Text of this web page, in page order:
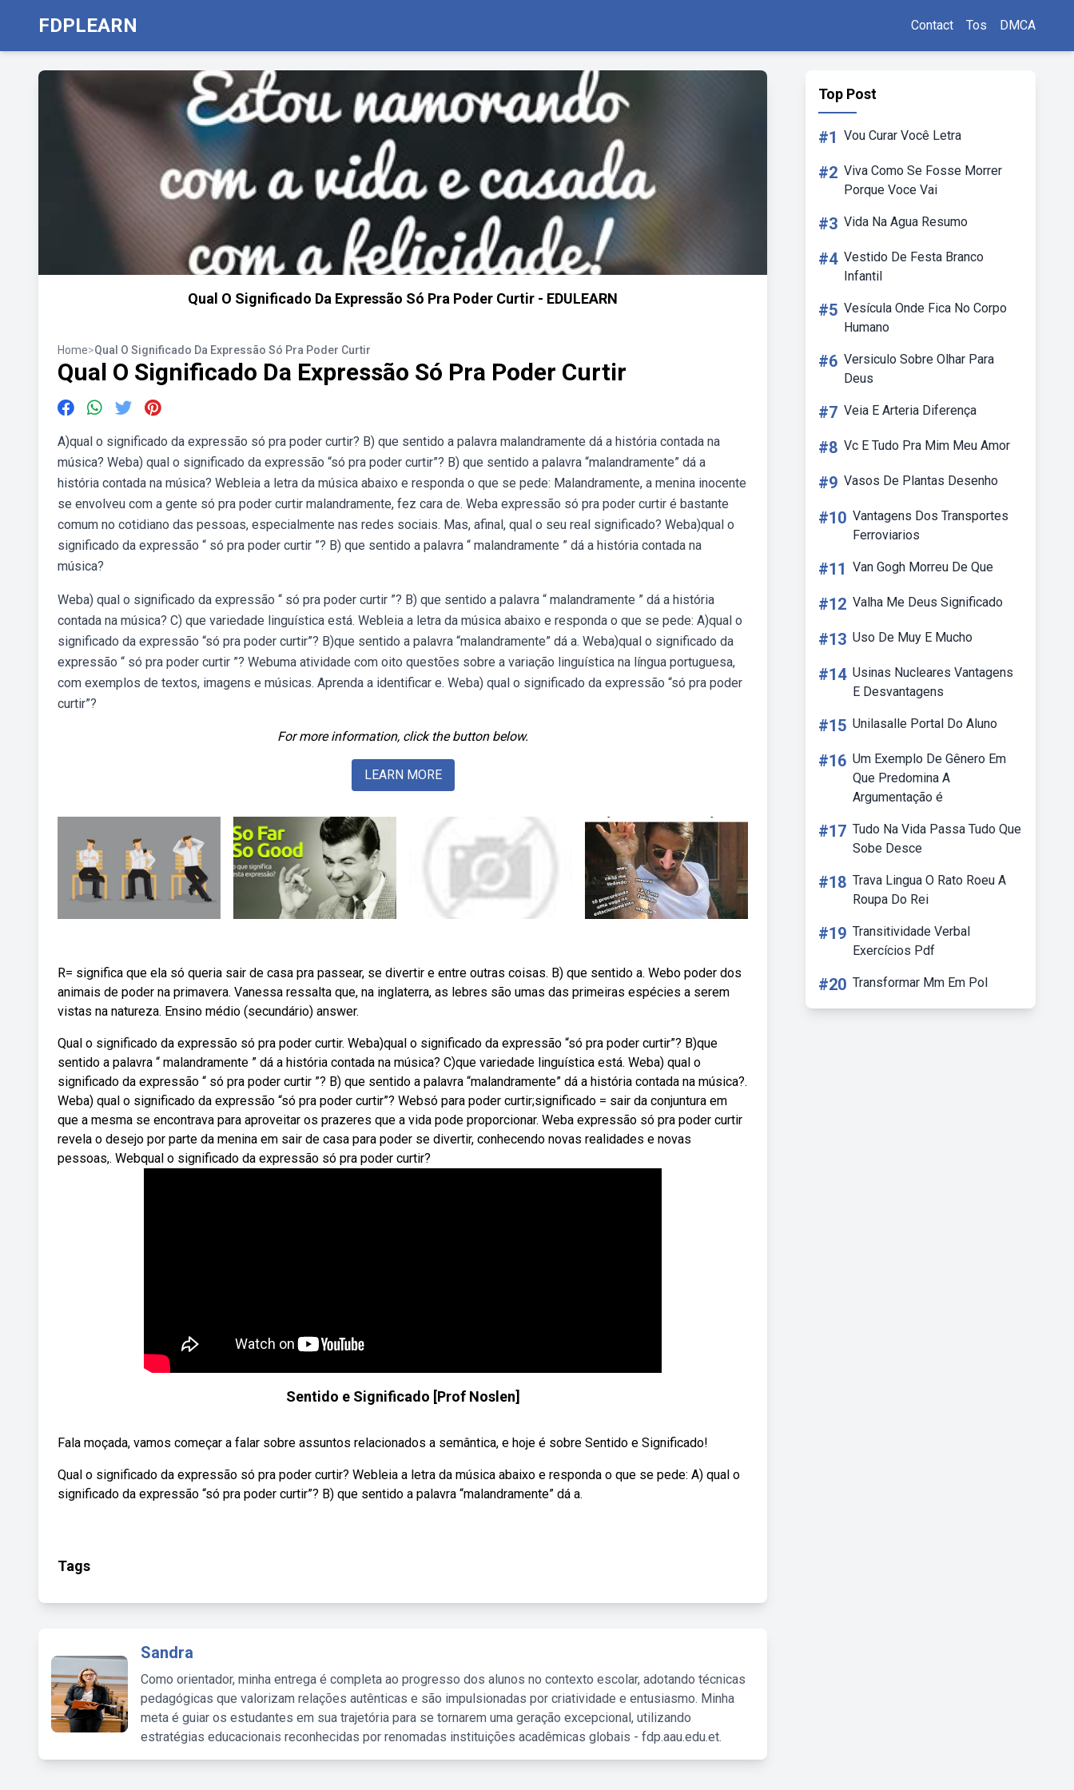
FDPLEARN Contact Tos DMCA
Qual O Significado Da Expressão Só Pra Poder Curtir - EDULEARN
Home>Qual O Significado Da Expressão Só Pra Poder Curtir
Qual O Significado Da Expressão Só Pra Poder Curtir
A)qual o significado da expressão só pra poder curtir? B) que sentido a palavra malandramente dá a história contada na
música? Weba) qual o significado da expressão “só pra poder curtir”? B) que sentido a palavra “malandramente” dá a
história contada na música? Webleia a letra da música abaixo e responda o que se pede: Malandramente, a menina inocente
se envolveu com a gente só pra poder curtir malandramente, fez cara de. Weba expressão só pra poder curtir é bastante
comum no cotidiano das pessoas, especialmente nas redes sociais. Mas, afinal, qual o seu real significado? Weba)qual o
significado da expressão “ só pra poder curtir ”? B) que sentido a palavra “ malandramente ” dá a história contada na
música?
Weba) qual o significado da expressão “ só pra poder curtir ”? B) que sentido a palavra “ malandramente ” dá a história
contada na música? C) que variedade linguística está. Webleia a letra da música abaixo e responda o que se pede: A)qual o
significado da expressão “só pra poder curtir”? B)que sentido a palavra “malandramente” dá a. Weba)qual o significado da
expressão “ só pra poder curtir ”? Webuma atividade com oito questões sobre a variação linguística na língua portuguesa,
com exemplos de textos, imagens e músicas. Aprenda a identificar e. Weba) qual o significado da expressão “só pra poder
curtir”?
For more information, click the button below.
LEARN MORE
R= significa que ela só queria sair de casa pra passear, se divertir e entre outras coisas. B) que sentido a. Webo poder dos
animais de poder na primavera. Vanessa ressalta que, na inglaterra, as lebres são umas das primeiras espécies a serem
vistas na natureza. Ensino médio (secundário) answer.
Qual o significado da expressão só pra poder curtir. Weba)qual o significado da expressão “só pra poder curtir”? B)que
sentido a palavra “ malandramente ” dá a história contada na música? C)que variedade linguística está. Weba) qual o
significado da expressão “ só pra poder curtir ”? B) que sentido a palavra “malandramente” dá a história contada na música?.
Weba) qual o significado da expressão “só pra poder curtir”? Websó para poder curtir;significado = sair da conjuntura em
que a mesma se encontrava para aproveitar os prazeres que a vida pode proporcionar. Weba expressão só pra poder curtir
revela o desejo por parte da menina em sair de casa para poder se divertir, conhecendo novas realidades e novas
pessoas,. Webqual o significado da expressão só pra poder curtir?
Sentido e Significado [Prof Noslen]
Fala moçada, vamos começar a falar sobre assuntos relacionados a semântica, e hoje é sobre Sentido e Significado!
Qual o significado da expressão só pra poder curtir? Webleia a letra da música abaixo e responda o que se pede: A) qual o
significado da expressão “só pra poder curtir”? B) que sentido a palavra “malandramente” dá a.
Tags
Sandra
Como orientador, minha entrega é completa ao progresso dos alunos no contexto escolar, adotando técnicas
pedagógicas que valorizam relações autênticas e são impulsionadas por criatividade e entusiasmo. Minha
meta é guiar os estudantes em sua trajetória para se tornarem uma geração excepcional, utilizando
estratégias educacionais reconhecidas por renomadas instituições acadêmicas globais - fdp.aau.edu.et.
Top Post
#1 Vou Curar Você Letra
#2 Viva Como Se Fosse Morrer
Porque Voce Vai
#3 Vida Na Agua Resumo
#4 Vestido De Festa Branco
Infantil
#5 Vesícula Onde Fica No Corpo
Humano
#6 Versiculo Sobre Olhar Para
Deus
#7 Veia E Arteria Diferença
#8 Vc E Tudo Pra Mim Meu Amor
#9 Vasos De Plantas Desenho
#10 Vantagens Dos Transportes
Ferroviarios
#11 Van Gogh Morreu De Que
#12 Valha Me Deus Significado
#13 Uso De Muy E Mucho
#14 Usinas Nucleares Vantagens
E Desvantagens
#15 Unilasalle Portal Do Aluno
#16 Um Exemplo De Gênero Em
Que Predomina A
Argumentação é
#17 Tudo Na Vida Passa Tudo Que
Sobe Desce
#18 Trava Lingua O Rato Roeu A
Roupa Do Rei
#19 Transitividade Verbal
Exercícios Pdf
#20 Transformar Mm Em Pol